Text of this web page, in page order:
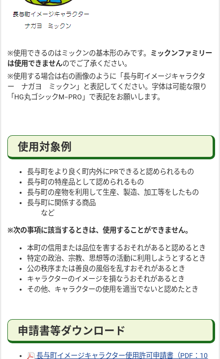
※使用できるのはミックンの基本形のみです。 ミックンファミリー
は使用できませんのでご了承ください。
※使用する場合は右の画像のように「長与町イメージキャラクタ
ー ナガヨ ミックン」と表記してください。字体は可能な限り
「HG丸ゴシックM−PRO」で表記をお願いします。
使用対象例
長与町をより良く町内外にPRできると認められるもの
長与町の特産品として認められるもの
長与町の産物を利用して生産、製造、加工等をしたもの
長与町に関係する商品
など
※次の事項に該当するときは、使用することができません。
本町の信用または品位を害するおそれがあると認めるとき
特定の政治、宗教、思想等の活動に利用しようとするとき
公の秩序または善良の風俗を乱すおそれがあるとき
キャラクターのイメージを損なうおそれがあるとき
その他、キャラクターの使用を適当でないと認めたとき
申請書等ダウンロード
長与町イメージキャラクター使用許可申請書（PDF：10